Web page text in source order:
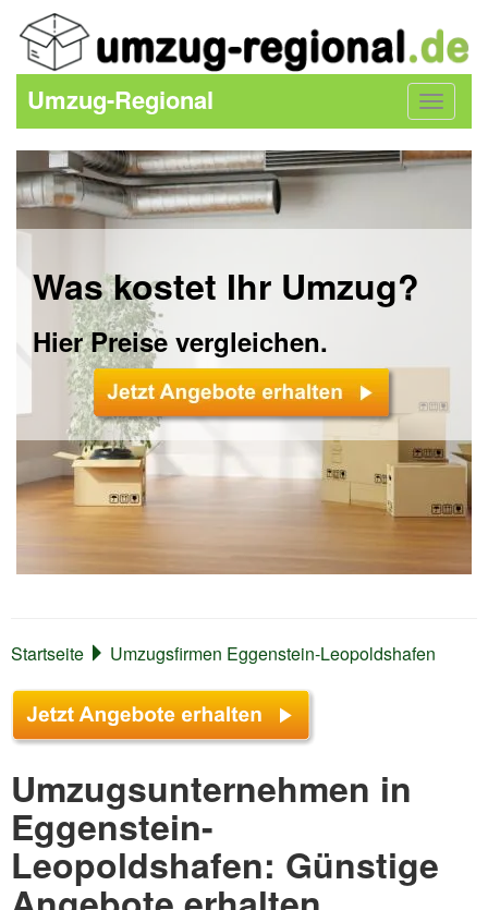
Toggle
Umzug-Regional
Was kostet Ihr Umzug?
Hier Preise vergleichen.
Startseite Umzugsfirmen Eggenstein-Leopoldshafen
Umzugsunternehmen in
Eggenstein-
Leopoldshafen: Günstige